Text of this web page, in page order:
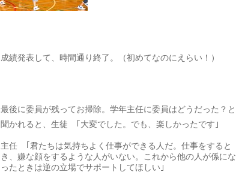
成績発表して、時間通り終了。（初めてなのにえらい！）
最後に委員が残ってお掃除。学年主任に委員はどうだった？と
聞かれると、生徒 ｢大変でした。でも、楽しかったです｣
主任 ｢君たちは気持ちよく仕事ができる人だ。仕事をすると
き、嫌な顔をするような人がいない。これから他の人が係にな
ったときは逆の立場でサポートしてほしい｣